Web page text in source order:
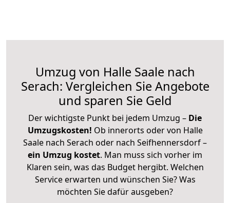
Umzug von Halle Saale nach
Serach: Vergleichen Sie Angebote
und sparen Sie Geld
Der wichtigste Punkt bei jedem Umzug – Die
Umzugskosten! Ob innerorts oder von Halle
Saale nach Serach oder nach Seifhennersdorf –
ein Umzug kostet. Man muss sich vorher im
Klaren sein, was das Budget hergibt. Welchen
Service erwarten und wünschen Sie? Was
möchten Sie dafür ausgeben?